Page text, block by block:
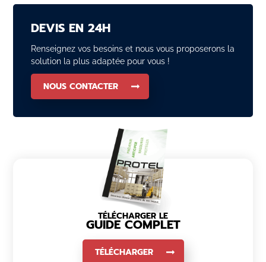
DEVIS EN 24H
Renseignez vos besoins et nous vous proposerons la
solution la plus adaptée pour vous !
NOUS CONTACTER
TÉLÉCHARGER LE
GUIDE COMPLET
TÉLÉCHARGER